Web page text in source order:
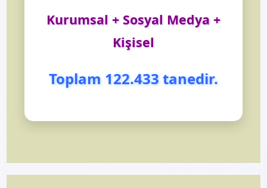
Kurumsal + Sosyal Medya +
Kişisel
Toplam 122.433 tanedir.